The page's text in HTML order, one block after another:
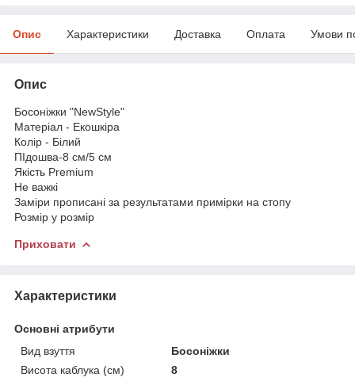
Опис Характеристики Доставка Оплата Умови
Опис
Босоніжки "NewStyle"
Матеріал - Екошкіра
Колір - Білий
ПІдошва-8 см/5 см
Якість Premium
Не важкі
Заміри прописані за результатами примірки на стопу
Розмір у розмір
Приховати
Характеристики
Основні атрибути
Вид взуття
Босоніжки
Висота каблука (см)
8